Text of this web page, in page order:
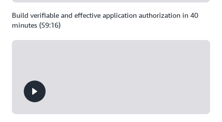
Build verifiable and effective application authorization in 40
minutes (59:16)